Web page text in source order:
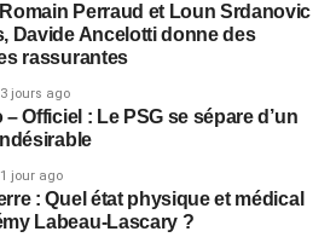
Romain Perraud et Loun Srdanovic
Davide Ancelotti donne des
rassurantes
3 jours ago
– Officiel : Le PSG se sépare d’un
1 jour ago
: Quel état physique et médical
Labeau-Lascary ?